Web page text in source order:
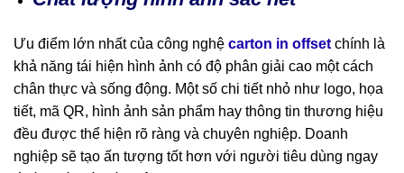
Ưu điểm lớn nhất của công nghệ carton in offset chính là
khả năng tái hiện hình ảnh có độ phân giải cao một cách
chân thực và sống động. Một số chi tiết nhỏ như logo, họa
tiết, mã QR, hình ảnh sản phẩm hay thông tin thương hiệu
đều được thể hiện rõ ràng và chuyên nghiệp. Doanh
nghiệp sẽ tạo ấn tượng tốt hơn với người tiêu dùng ngay